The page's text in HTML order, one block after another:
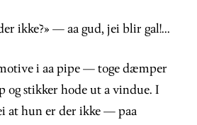
ikke?» — aa gud, jei blir gal!...
i aa pipe — toge dæmper
og stikker hode ut a vindue. I
at hun er der ikke — paa